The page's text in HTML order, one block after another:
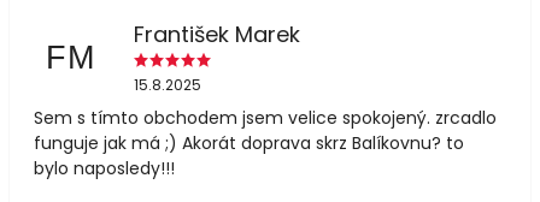
FM
František Marek
15.8.2025
Sem s tímto obchodem jsem velice spokojený. zrcadlo
funguje jak má ;) Akorát doprava skrz Balíkovnu? to
bylo naposledy!!!